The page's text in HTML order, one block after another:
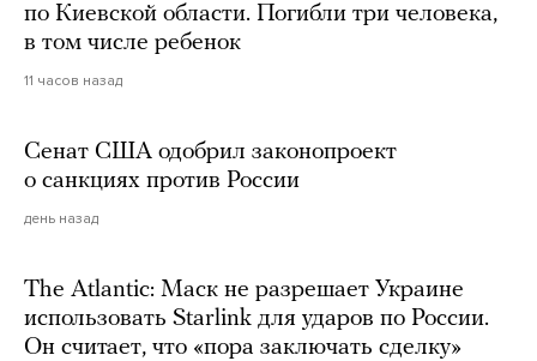
по Киевской области. Погибли три человека,
в том числе ребенок
11 часов назад
Сенат США одобрил законопроект
о санкциях против России
день назад
The Atlantic: Маск не разрешает Украине
использовать Starlink для ударов по России.
Он считает, что «пора заключать сделку»